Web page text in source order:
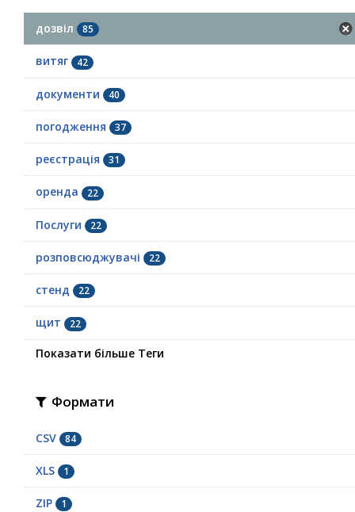
дозвіл 85
витяг 42
документи 40
погодження 37
реєстрація 31
оренда 22
Послуги 22
розповсюджувачі 22
стенд 22
щит 22
Показати більше Теги
Формати
CSV 84
XLS 1
ZIP 1